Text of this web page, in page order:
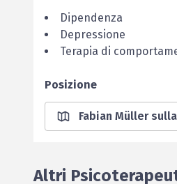
Dipendenza
Depressione
Terapia di
Posizione
Fabian Müller
Altri